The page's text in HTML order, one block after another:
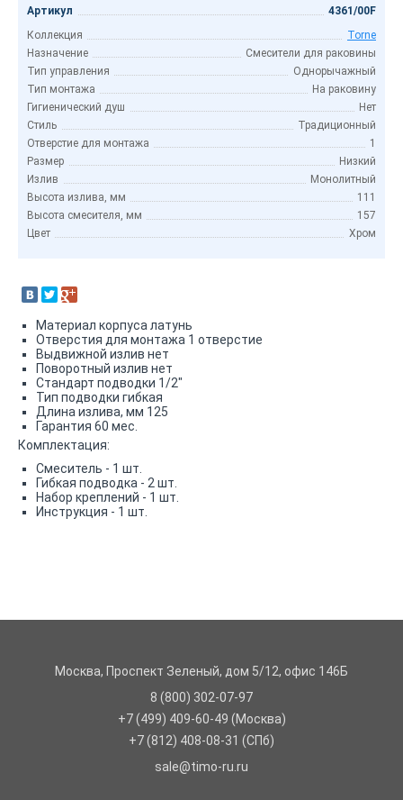
Артикул
4361/00F
Коллекция
Torne
Назначение
Смесители для раковины
Тип управления
Однорычажный
Тип монтажа
На раковину
Гигиенический душ
Нет
Стиль
Традиционный
Отверстие для монтажа
1
Размер
Низкий
Излив
Монолитный
Высота излива, мм
111
Высота смесителя, мм
157
Цвет
Хром
Материал корпуса латунь
Отверстия для монтажа 1 отверстие
Выдвижной излив нет
Поворотный излив нет
Стандарт подводки 1/2"
Тип подводки гибкая
Длина излива, мм 125
Гарантия 60 мес.
Комплектация:
Смеситель - 1 шт.
Гибкая подводка - 2 шт.
Набор креплений - 1 шт.
Инструкция - 1 шт.
Москва, Проспект Зеленый, дом 5/12, офис 146Б
8 (800) 302-07-97
+7 (499) 409-60-49 (Москва)
+7 (812) 408-08-31 (СПб)
sale@timo-ru.ru